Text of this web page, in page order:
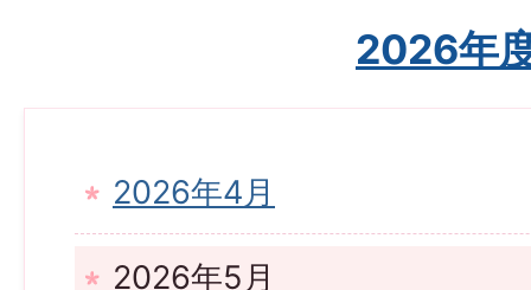
2026年
2026年4月
2026年5月